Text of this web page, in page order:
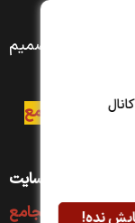
نده!
مشمول ماده ۱۲۹ قانون تجارت اتخاذ تصمیم
مجمع
را در سایت
صفحهفیلم مجامع